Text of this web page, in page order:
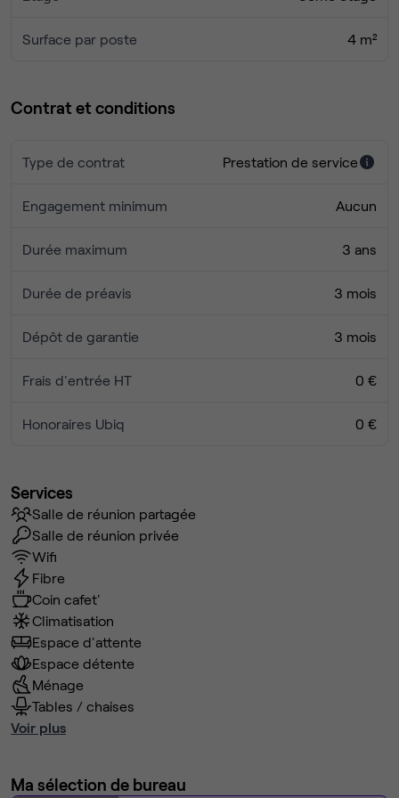
Surface par poste 4 m²
Contrat et conditions
Type de contrat Prestation de service
Engagement minimum Aucun
Durée maximum 3 ans
Durée de préavis 3 mois
Dépôt de garantie 3 mois
Frais d'entrée HT 0 €
Honoraires Ubiq 0 €
Services
Salle de réunion partagée
Salle de réunion privée
Wifi
Fibre
Coin cafet'
Climatisation
Espace d'attente
Espace détente
Ménage
Tables / chaises
Voir plus
Ma sélection de bureau